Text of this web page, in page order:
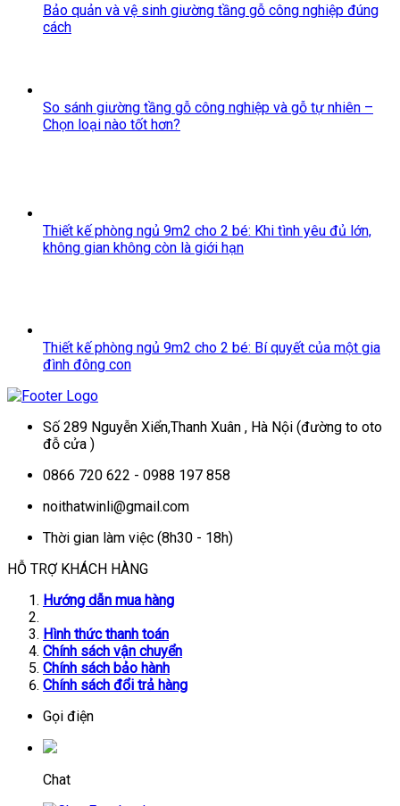
Bảo quản và vệ sinh giường tầng gỗ công nghiệp đúng
cách
So sánh giường tầng gỗ công nghiệp và gỗ tự nhiên –
Chọn loại nào tốt hơn?
Thiết kế phòng ngủ 9m2 cho 2 bé: Khi tình yêu đủ lớn,
không gian không còn là giới hạn
Thiết kế phòng ngủ 9m2 cho 2 bé: Bí quyết của một gia
đình đông con
Số 289 Nguyễn Xiển,Thanh Xuân , Hà Nội (đường to oto
đỗ cửa )
0866 720 622 - 0988 197 858
noithatwinli@gmail.com
Thời gian làm việc (8h30 - 18h)
HỖ TRỢ KHÁCH HÀNG
Hướng dẫn mua hàng
Hình thức thanh toán
Chính sách vận chuyển
Chính sách bảo hành
Chính sách đổi trả hàng
Gọi điện
Chat